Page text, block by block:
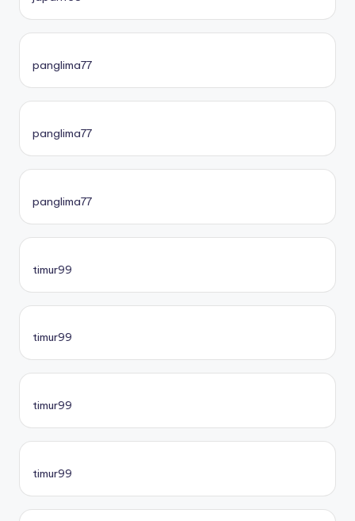
panglima77
panglima77
panglima77
timur99
timur99
timur99
timur99